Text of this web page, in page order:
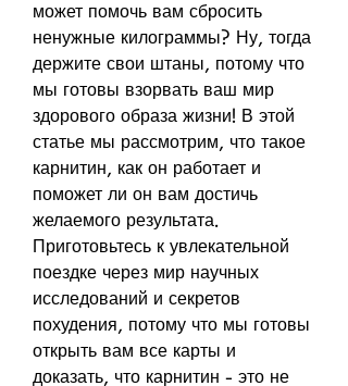
может помочь вам сбросить
ненужные килограммы? Ну, тогда
держите свои штаны, потому что
мы готовы взорвать ваш мир
здорового образа жизни! В этой
статье мы рассмотрим, что такое
карнитин, как он работает и
поможет ли он вам достичь
желаемого результата.
Приготовьтесь к увлекательной
поездке через мир научных
исследований и секретов
похудения, потому что мы готовы
открыть вам все карты и
доказать, что карнитин - это не